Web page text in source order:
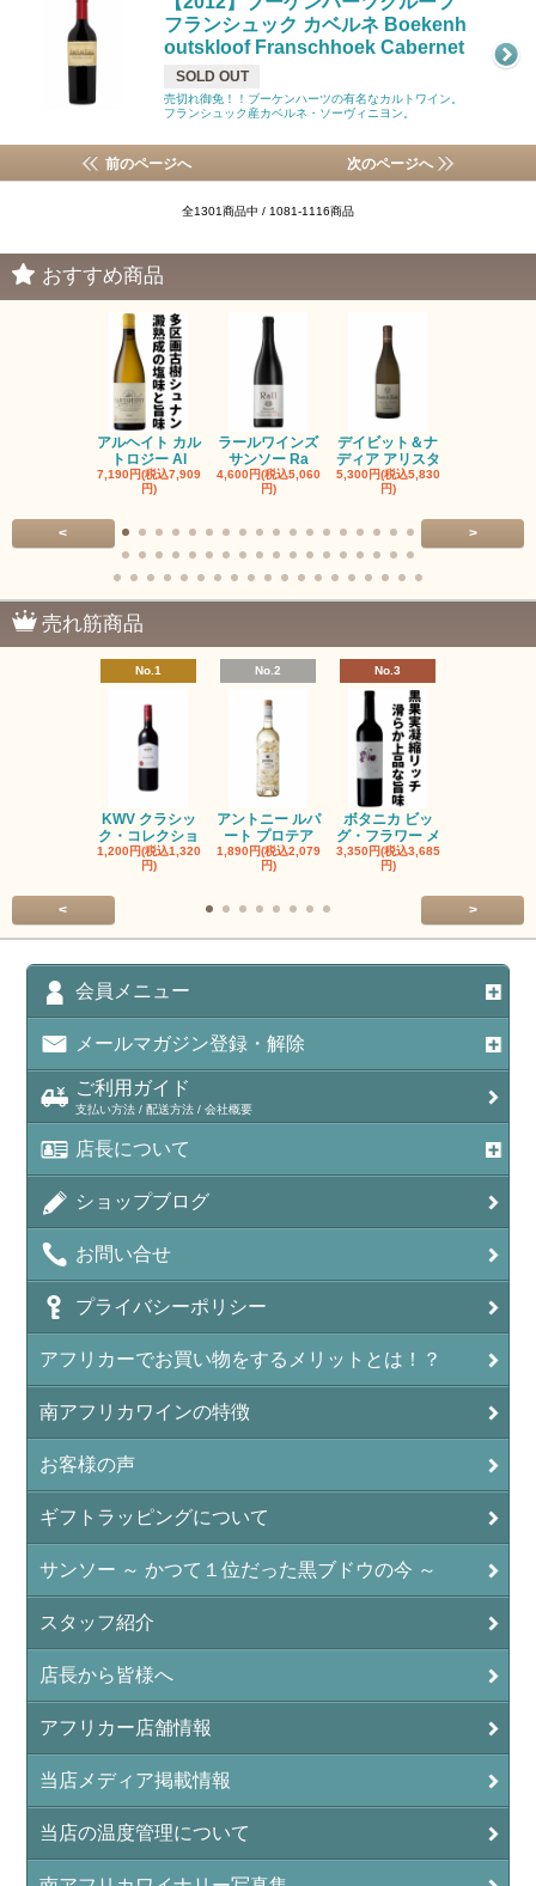
フランシュック カベルネ Boekenh
outskloof Franschhoek Cabernet
SOLD OUT
売切れ御免！！ブーケンハーツの有名なカルトワイン。
フランシュック産カベルネ・ソーヴィニヨン。
前のページへ 次のページへ
全1301商品中 / 1081-1116商品
おすすめ商品
アルヘイト カル
トロジー Al
7,190円(税込7,909
円)
ラールワインズ
サンソー Ra
4,600円(税込5,060
円)
デイビット＆ナ
ディア アリスタ
5,300円(税込5,830
円)
< >
売れ筋商品
No.1
KWV クラシッ
ク・コレクショ
1,200円(税込1,320
円)
No.2
アントニー ルパ
ート プロテア
1,890円(税込2,079
円)
No.3
ボタニカ ビッ
グ・フラワー メ
3,350円(税込3,685
円)
< >
会員メニュー
メールマガジン登録・解除
ご利用ガイド
支払い方法 / 配送方法 / 会社概要
店長について
ショップブログ
お問い合せ
プライバシーポリシー
アフリカーでお買い物をするメリットとは！？
南アフリカワインの特徴
お客様の声
ギフトラッピングについて
サンソー ～ かつて１位だった黒ブドウの今 ～
スタッフ紹介
店長から皆様へ
アフリカー店舗情報
当店メディア掲載情報
当店の温度管理について